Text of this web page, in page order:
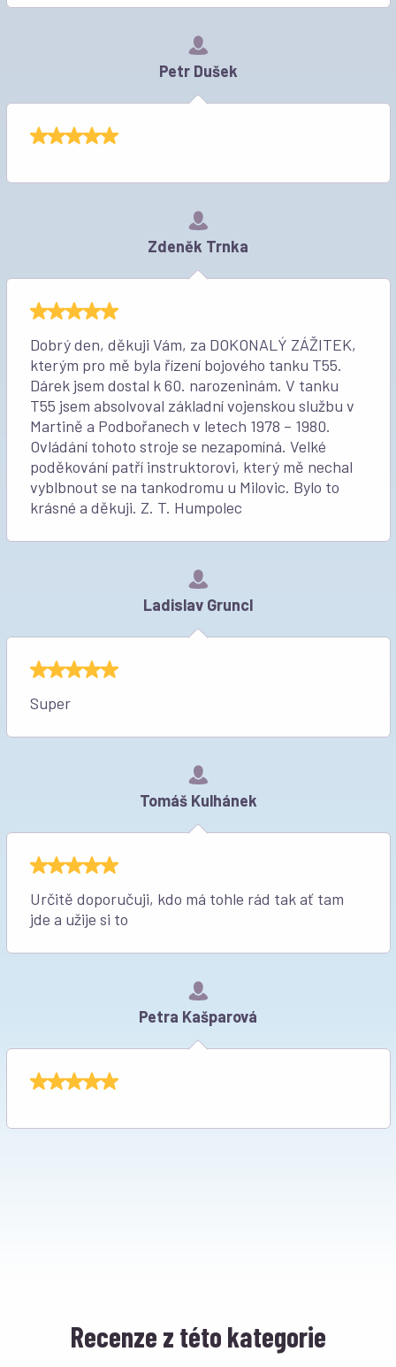
Petr Dušek
Zdeněk Trnka
Dobrý den, děkuji Vám, za DOKONALÝ ZÁŽITEK,
kterým pro mě byla řízení bojového tanku T55.
Dárek jsem dostal k 60. narozeninám. V tanku
T55 jsem absolvoval základní vojenskou službu v
Martině a Podbořanech v letech 1978 – 1980.
Ovládání tohoto stroje se nezapomíná. Velké
poděkování patří instruktorovi, který mě nechal
vyblbnout se na tankodromu u Milovic. Bylo to
krásné a děkuji. Z. T. Humpolec
Ladislav Gruncl
Super
Tomáš Kulhánek
Určitě doporučuji, kdo má tohle rád tak ať tam
jde a užije si to
Petra Kašparová
Recenze z této kategorie